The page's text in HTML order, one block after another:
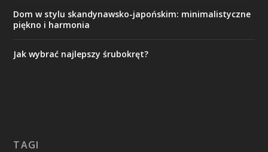
Dom w stylu skandynawsko-japońskim: minimalistyczne
piękno i harmonia
Jak wybrać najlepszy śrubokręt?
TAGI